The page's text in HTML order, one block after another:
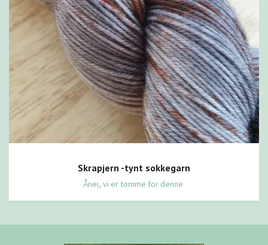
Skrapjern -tynt sokkegarn
Ånei, vi er tomme for denne